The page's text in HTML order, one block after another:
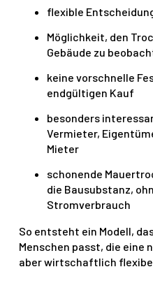
flexible
Möglichkeit, den
Gebäude zu
keine vorschnelle
endgültigen Kauf
besonders
Vermieter,
Mieter
schonende
die Bausubstanz,
Stromverbrauch
So entsteht ein Modell,
Menschen passt, die eine
aber wirtschaftlich